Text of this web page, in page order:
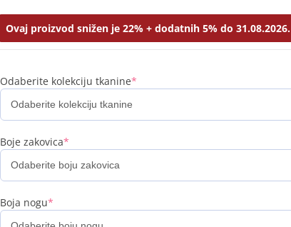
Ovaj proizvod snižen je 22% + dodatnih 5% do 31.08.2026.
Odaberite kolekciju tkanine*
Boje zakovica*
Boja nogu*